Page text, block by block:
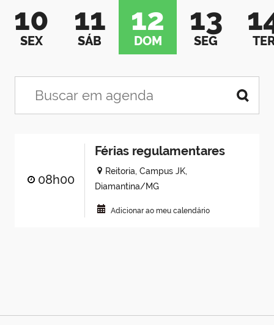
10
SEX
11
SÁB
12
DOM
13
SEG
08h00
Férias regulamentares
Reitoria, Campus JK,
Diamantina/MG
Adicionar ao meu calendário